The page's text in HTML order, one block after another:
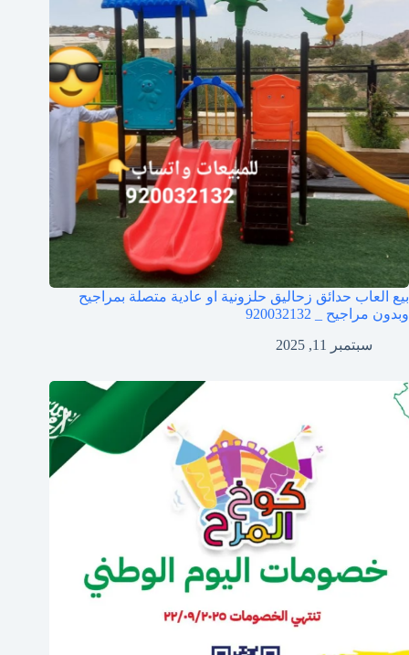
بيع العاب حدائق زحاليق حلزونية او عادية متصلة بمراجيح
وبدون مراجيح _ 920032132
سبتمبر 11, 2025